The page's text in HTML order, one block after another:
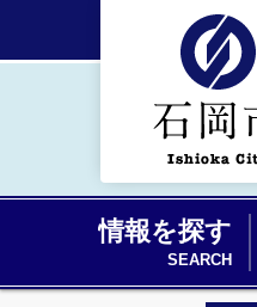
情報を探す
SEARCH